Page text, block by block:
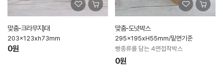
맞춤-크라무지)대
203x123xh73mm
0원
맞춤-도넛박스
295x195xH55mm/밑면기준
빵종류를 담는 4면접착박스
0원